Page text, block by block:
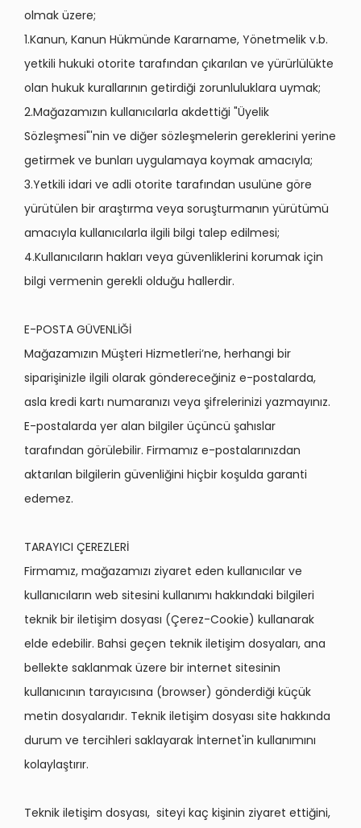
olmak üzere;
1.Kanun, Kanun Hükmünde Kararname, Yönetmelik v.b.
yetkili hukuki otorite tarafından çıkarılan ve yürürlülükte
olan hukuk kurallarının getirdiği zorunluluklara uymak;
2.Mağazamızın kullanıcılarla akdettiği "Üyelik
Sözleşmesi"'nin ve diğer sözleşmelerin gereklerini yerine
getirmek ve bunları uygulamaya koymak amacıyla;
3.Yetkili idari ve adli otorite tarafından usulüne göre
yürütülen bir araştırma veya soruşturmanın yürütümü
amacıyla kullanıcılarla ilgili bilgi talep edilmesi;
4.Kullanıcıların hakları veya güvenliklerini korumak için
bilgi vermenin gerekli olduğu hallerdir.
E-POSTA GÜVENLİĞİ
Mağazamızın Müşteri Hizmetleri’ne, herhangi bir
siparişinizle ilgili olarak göndereceğiniz e-postalarda,
asla kredi kartı numaranızı veya şifrelerinizi yazmayınız.
E-postalarda yer alan bilgiler üçüncü şahıslar
tarafından görülebilir. Firmamız e-postalarınızdan
aktarılan bilgilerin güvenliğini hiçbir koşulda garanti
edemez.
TARAYICI ÇEREZLERİ
Firmamız, mağazamızı ziyaret eden kullanıcılar ve
kullanıcıların web sitesini kullanımı hakkındaki bilgileri
teknik bir iletişim dosyası (Çerez-Cookie) kullanarak
elde edebilir. Bahsi geçen teknik iletişim dosyaları, ana
bellekte saklanmak üzere bir internet sitesinin
kullanıcının tarayıcısına (browser) gönderdiği küçük
metin dosyalarıdır. Teknik iletişim dosyası site hakkında
durum ve tercihleri saklayarak İnternet'in kullanımını
kolaylaştırır.
Teknik iletişim dosyası, siteyi kaç kişinin ziyaret ettiğini,